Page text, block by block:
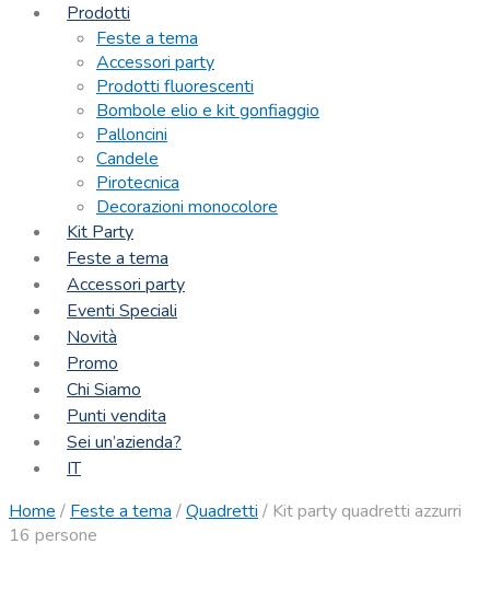
Prodotti
Feste a tema
Accessori party
Prodotti fluorescenti
Bombole elio e kit gonfiaggio
Palloncini
Candele
Pirotecnica
Decorazioni monocolore
Kit Party
Feste a tema
Accessori party
Eventi Speciali
Novità
Promo
Chi Siamo
Punti vendita
Sei un’azienda?
IT
Home / Feste a tema /Quadretti / Kit party quadretti azzurri
16 persone